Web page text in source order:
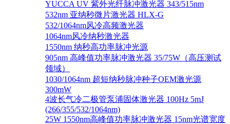
YUCCA UV 紫外光纤脉冲激光器 343/515nm
532nm 亚纳秒微片激光器 HLX-G
532/1064nm风冷高频激光器
1064nm风冷纳秒激光器
1550nm 纳秒高功率脉冲光源
905nm 高峰值功率脉冲激光器 35/75W（高压测试
领域）
1030/1064nm 超短纳秒脉冲种子OEM激光源
300mW
4波长气冷二极管泵浦固体激光器 100Hz 5mJ
(266/355/532/1064nm)
25W 1550nm高峰值功率脉冲激光器 15nm光谱宽度